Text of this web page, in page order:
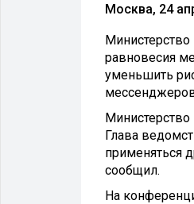
Москва, 24
Министерство
равновесия
уменьшить
Глава
применяться
сообщил.
На